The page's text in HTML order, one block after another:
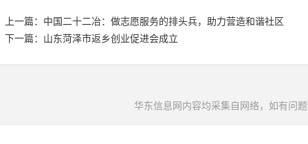
上一篇： 中国二十二冶：做志愿服务的排头兵，助力营造和谐社区
下一篇： 山东菏泽市返乡创业促进会成立
华东信息网内容均采集自网络，如有问